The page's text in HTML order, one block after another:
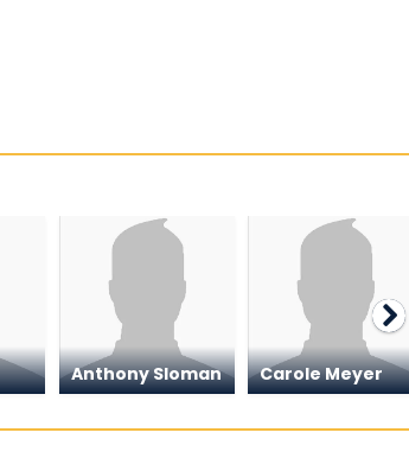
Anthony Sloman Carole Meyer